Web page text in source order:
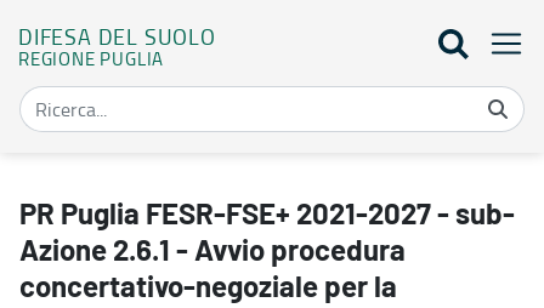
DIFESA DEL SUOLO
REGIONE PUGLIA
PR Puglia FESR-FSE+ 2021-2027 - sub-
Azione 2.6.1 - Avvio procedura
concertativo-negoziale per la